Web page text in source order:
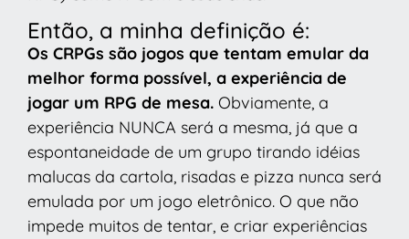
Então, a minha definição é:
Os CRPGs são jogos que tentam emular da
melhor forma possível, a experiência de
jogar um RPG de mesa. Obviamente, a
experiência NUNCA será a mesma, já que a
espontaneidade de um grupo tirando idéias
malucas da cartola, risadas e pizza nunca será
emulada por um jogo eletrônico. O que não
impede muitos de tentar, e criar experiências